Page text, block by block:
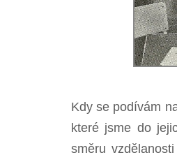
Kdy se podívám
které jsme do
směru